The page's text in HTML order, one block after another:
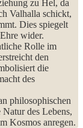
zu Hel, da
Valhalla schickt,
Dies spiegelt
wider.
Rolle im
den
die
des
philosophischen
des Lebens,
Kosmos anregen.